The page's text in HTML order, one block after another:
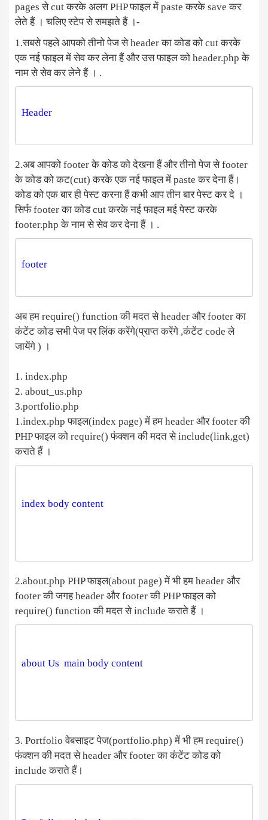
pages से cut करके अलग PHP फाइल में paste करके save कर
लेते हैं । चलिए स्टेप से समझते हैं ।-
1.सबसे पहले आपको तीनो पेज से header का कोड को cut करके
एक नई फाइल में सेव कर लेना हैं और उस फाइल को header.php के
नाम से सेव कर लेने हैं । .
2.अब आपको footer के कोड को देखना हैं और तीनो पेज से footer
के कोड को कट(cut) करके एक नई फाइल में paste कर देना हैं।
कोड को एक बार ही पेस्ट करना हैं कभी आप तीन बार पेस्ट कर दे ।
सिर्फ footer का कोड cut करके नई फाइल मई पेस्ट करके
footer.php के नाम से सेव कर देना हैं । .
अब हम require() function की मदत से header और footer का
कंटेंट कोड सभी पेज पर लिंक करेंगे(प्राप्त करेंगे ,कंटेंट code ले
जायेंगे ) ।
1. index.php
2. about_us.php
3.portfolio.php
1.index.php फाइल(index page) में हम header और footer की
PHP फाइल को require() फंक्शन की मदत से include(link,get)
कराते हैं ।
2.about.php PHP फाइल(about page) में भी हम header और
footer की जगह header और footer की PHP फाइल को
require() function की मदत से include कराते हैं ।
3. Portfolio वेबसाइट पेज(portfolio.php) में भी हम require()
फंक्शन की मदत से header और footer का कंटेंट कोड को
include कराते हैं।